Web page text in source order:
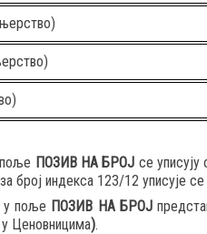
ПОЗИВ НА БРОЈ се
број индекса 123/12 уписује
у поље ПОЗИВ НА БРОЈ
Ценовницима).